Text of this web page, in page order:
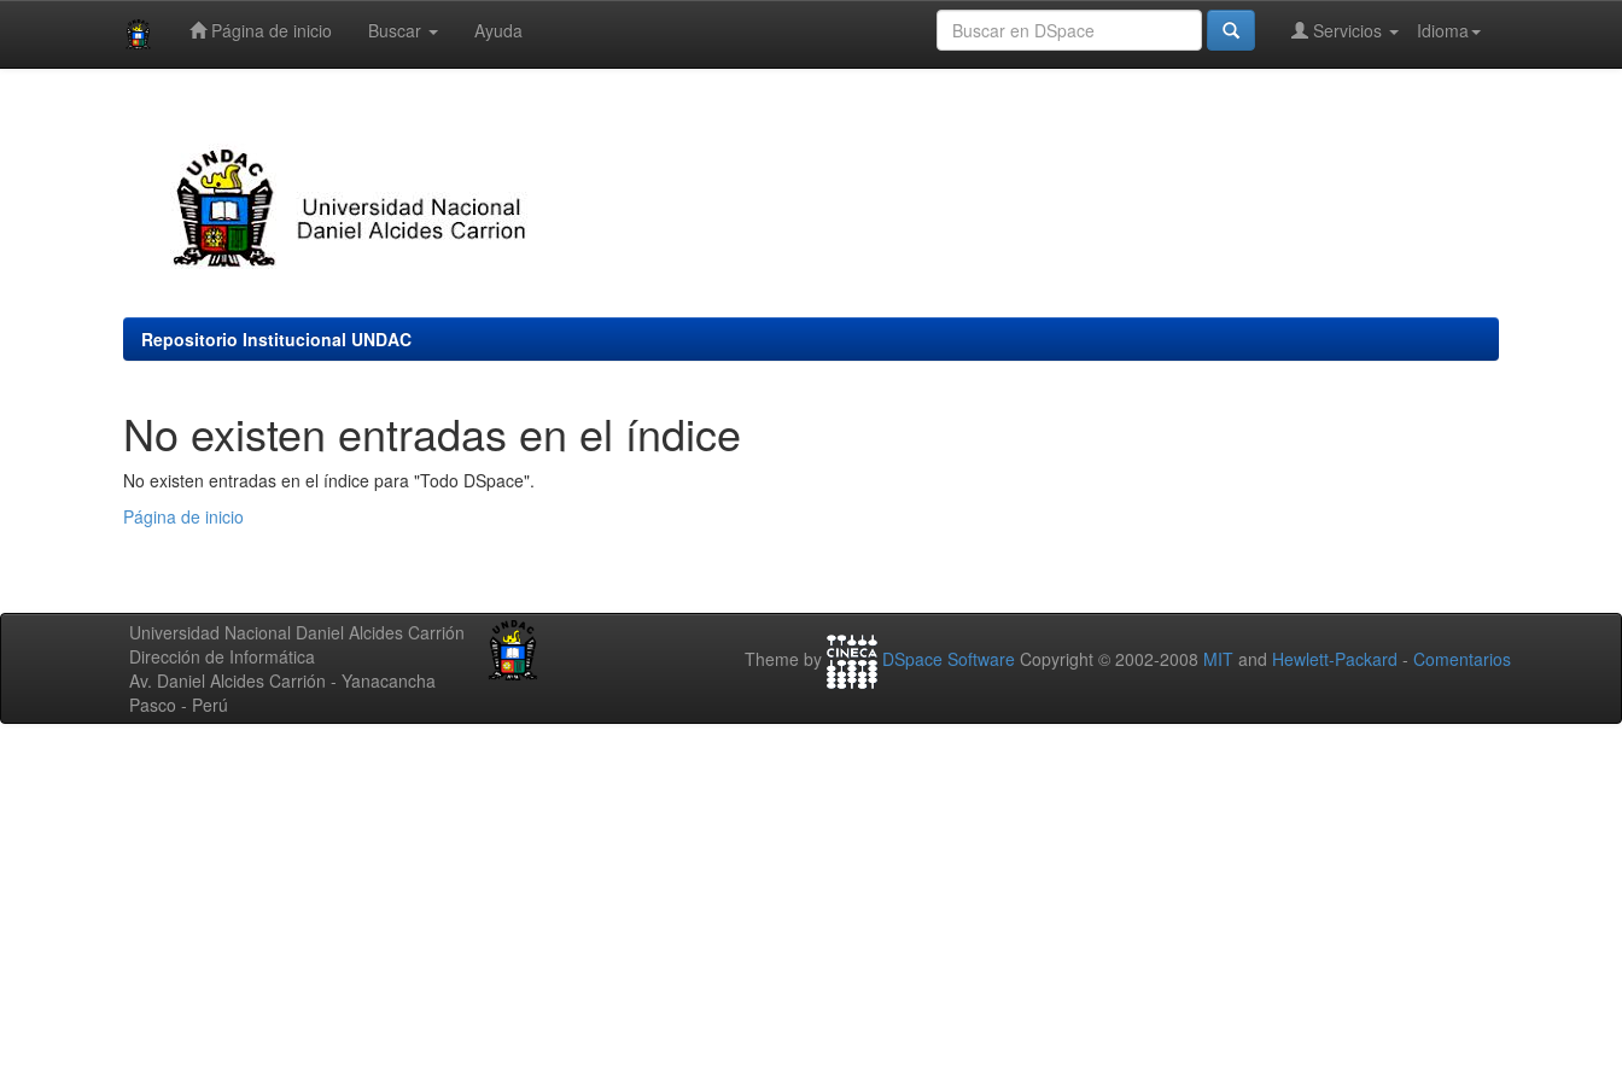
Página de inicio Buscar Ayuda Idioma
Servicios
Repositorio Institucional UNDAC
No existen entradas en el índice
No existen entradas en el índice para "Todo DSpace".
Página de inicio
Universidad Nacional Daniel Alcides Carrión
Dirección de Informática
Av. Daniel Alcides Carrión - Yanacancha
Pasco - Perú
Theme by DSpace Software Copyright © 2002-2008 MIT and Hewlett-Packard - Comentarios